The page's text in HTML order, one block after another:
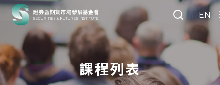
Search EN
課程列表